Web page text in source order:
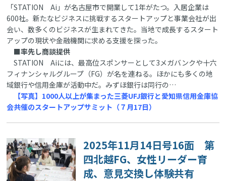
「STATION Ai」が名古屋市で開業して1年がたつ。入居企業は
600社。新たなビジネスに挑戦するスタートアップと事業会社が出
会い、数多くのビジネスが生まれてきた。当地で成長するスタート
アップの現状や金融機関に求める支援を探った。
■率先し商談提供
STATION Aiには、最高位スポンサーとして3メガバンクや十六
フィナンシャルグループ（FG）が名を連ねる。ほかにも多くの地
域銀行や信用金庫が活動中だ。みずほ銀行は同行の…
【写真】1000人以上が集まった三菱UFJ銀行と愛知県信用金庫協
会共催のスタートアップサミット（７月17日）
2025年11月14日号16面 第
四北越FG、女性リーダー育
成、意見交換し体験共有